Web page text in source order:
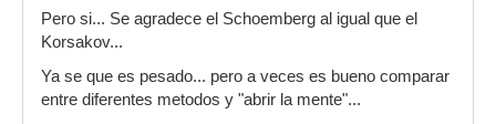
Pero si... Se agradece el Schoemberg al igual que el
Korsakov...
Ya se que es pesado... pero a veces es bueno comparar
entre diferentes metodos y "abrir la mente"...